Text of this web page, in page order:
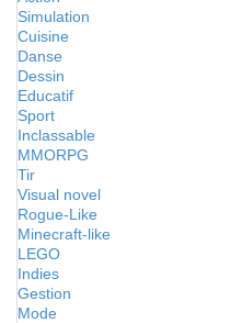
Simulation
Cuisine
Danse
Dessin
Educatif
Sport
Inclassable
MMORPG
Tir
Visual novel
Rogue-Like
Minecraft-like
LEGO
Indies
Gestion
Mode